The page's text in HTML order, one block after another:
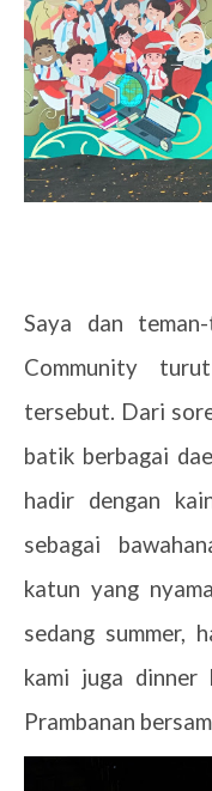
Saya dan
Community
tersebut. Dari
batik berbagai
hadir dengan
sebagai
katun yang
sedang summer,
kami juga dinner
Prambanan